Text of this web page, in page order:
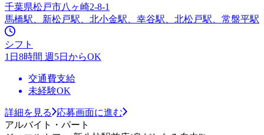
千葉県松戸市八ヶ崎2-8-1
馬橋駅、新松戸駅、北小金駅、幸谷駅、北松戸駅、常盤平駅
シフト
1日8時間 週5日からOK
交通費支給
未経験OK
詳細を見る
応募画面に進む
アルバイト・パート